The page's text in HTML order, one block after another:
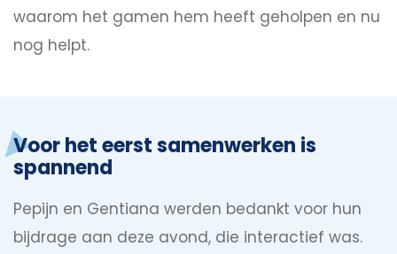
waarom het gamen hem heeft geholpen en nu
nog helpt.
Voor het eerst samenwerken is
spannend
Pepijn en Gentiana werden bedankt voor hun
bijdrage aan deze avond, die interactief was.